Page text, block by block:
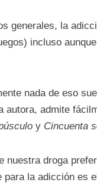
generales, la
incluso
nada de eso
autora, admite
y Cincuenta
nuestra droga
para la adicción es